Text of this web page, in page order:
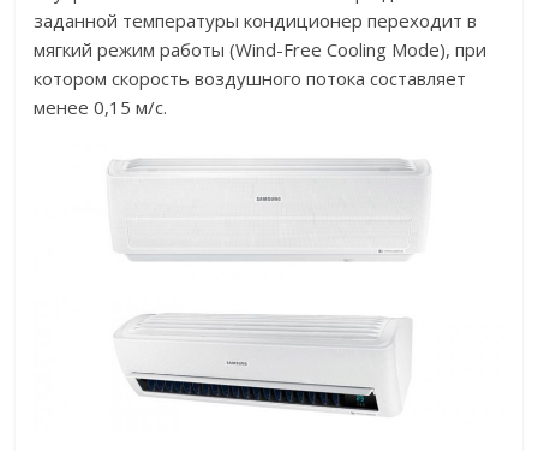
заданной температуры кондиционер переходит в
мягкий режим работы (Wind-Free Cooling Mode), при
котором скорость воздушного потока составляет
менее 0,15 м/с.